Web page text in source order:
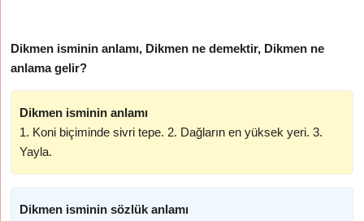
Dikmen isminin anlamı, Dikmen ne demektir, Dikmen ne
anlama gelir?
Dikmen isminin anlamı
1. Koni biçiminde sivri tepe. 2. Dağların en yüksek yeri. 3.
Yayla.
Dikmen isminin sözlük anlamı